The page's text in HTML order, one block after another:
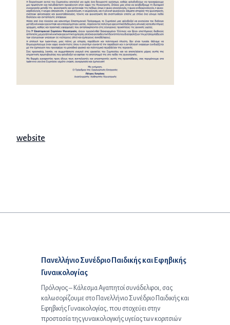
website
Προηγούμενο άρθρο:
Πανελλήνιο Συνέδριο Παιδικής και Εφηβικής
Γυναικολογίας
Πρόλογος – Κάλεσμα Αγαπητοί συνάδελφοι, σας
καλωσορίζουμε στο Πανελλήνιο Συνέδριο Παιδικής και
Εφηβικής Γυναικολογίας, που στοχεύει στην
προστασία της γυναικολογικής υγείας των κοριτσιών